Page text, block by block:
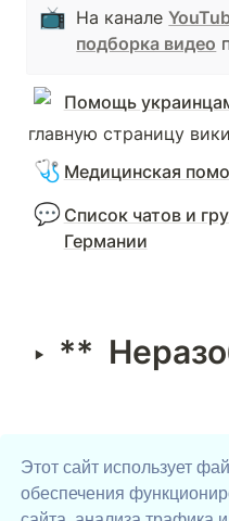
Этот сайт использует
обеспечения
📺 На канале
подборка видео
Помощь
главную страницу вики
🩺 Медицинская
💬 Список чатов и
Германии
‣ **